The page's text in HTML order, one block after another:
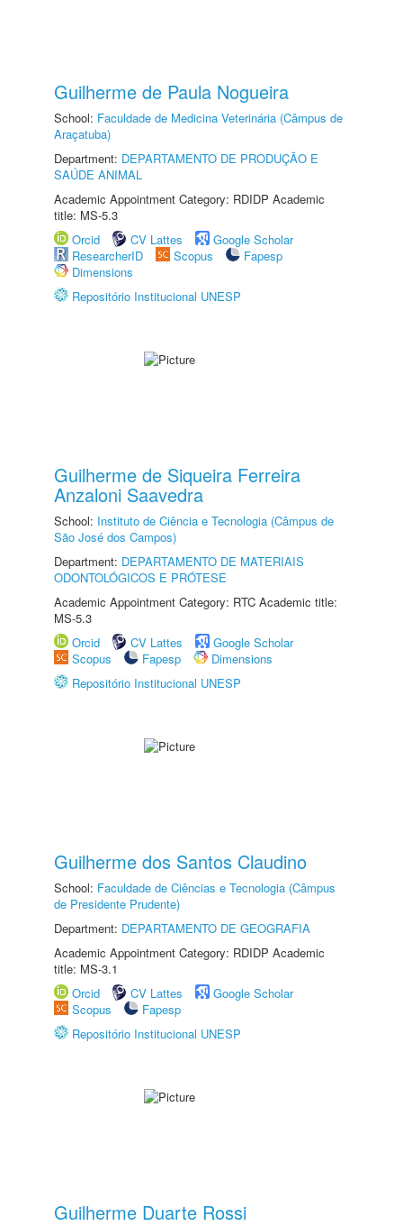
Guilherme de Paula Nogueira
School: Faculdade de Medicina Veterinária (Câmpus de
Araçatuba)
Department: DEPARTAMENTO DE PRODUÇÃO E
SAÚDE ANIMAL
Academic Appointment Category: RDIDP Academic
title: MS-5.3
Orcid
CV Lattes
Google Scholar
ResearcherID
Scopus
Fapesp
Dimensions
Repositório Institucional UNESP
Guilherme de Siqueira Ferreira
Anzaloni Saavedra
School: Instituto de Ciência e Tecnologia (Câmpus de
São José dos Campos)
Department: DEPARTAMENTO DE MATERIAIS
ODONTOLÓGICOS E PRÓTESE
Academic Appointment Category: RTC Academic title:
MS-5.3
Orcid
CV Lattes
Google Scholar
Scopus
Fapesp
Dimensions
Repositório Institucional UNESP
Guilherme dos Santos Claudino
School: Faculdade de Ciências e Tecnologia (Câmpus
de Presidente Prudente)
Department: DEPARTAMENTO DE GEOGRAFIA
Academic Appointment Category: RDIDP Academic
title: MS-3.1
Orcid
CV Lattes
Google Scholar
Scopus
Fapesp
Repositório Institucional UNESP
Guilherme Duarte Rossi